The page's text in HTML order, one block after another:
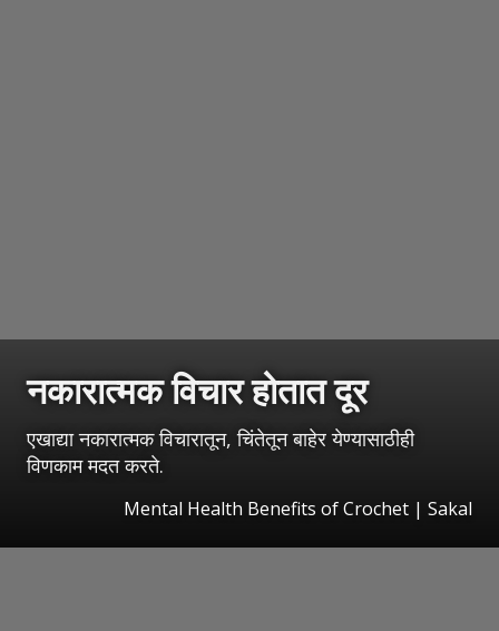
नकारात्मक विचार होतात दूर
एखाद्या नकारात्मक विचारातून, चिंतेतून बाहेर येण्यासाठीही
विणकाम मदत करते.
Mental Health Benefits of Crochet | Sakal